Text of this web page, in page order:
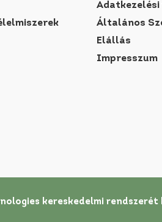
Általános
Elállás
Impresszum
kereskedelmi rendszerét